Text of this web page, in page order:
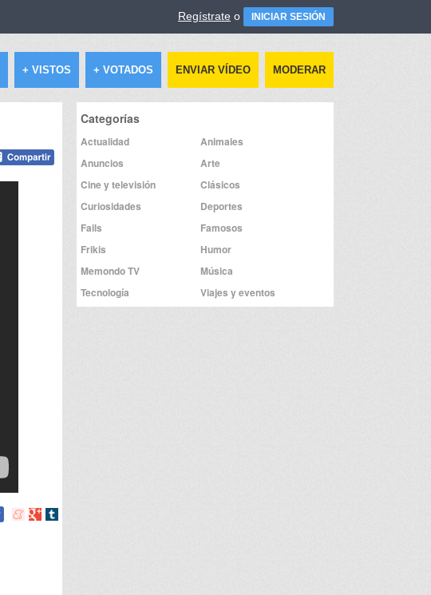
Regístrate o INICIAR SESIÓN
+ VISTOS + VOTADOS ENVIAR VÍDEO MODERAR
Compartir
Compartir
Compartir
Categorías
Actualidad
Animales
Anuncios
Arte
Cine y televisión
Clásicos
Curiosidades
Deportes
Fails
Famosos
Frikis
Humor
Memondo TV
Música
Tecnología
Viajes y eventos